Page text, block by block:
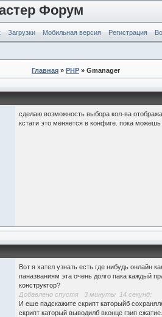
Форум
Загрузки Мобильная версия Регистрация
Главная » PHP » Gmanager
сделаю возможность выбора кол-ва
кстати это меняется в конфиге. пока можешь
Вот я хател узнать есть где нибудь онлайн
паназваниям эта очень долго пака каждый
конструктор?
Добавлено спустя 3 минуты 14 секунд:
И еше падскажите скрипт каторыйб
скрипт каторый выводилб вконце гзип